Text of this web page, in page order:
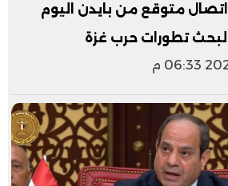
اتصال متوقع من بايدن اليوم
تطورات حرب غزة